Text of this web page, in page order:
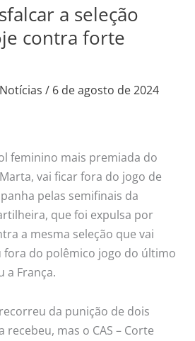
a seleção
contra forte
/ 6 de agosto de 2024
feminino mais premiada do
vai ficar fora do jogo de
pelas semifinais da
que foi expulsa por
a mesma seleção que vai
do polêmico jogo do último
a França.
da punição de dois
mas o CAS – Corte